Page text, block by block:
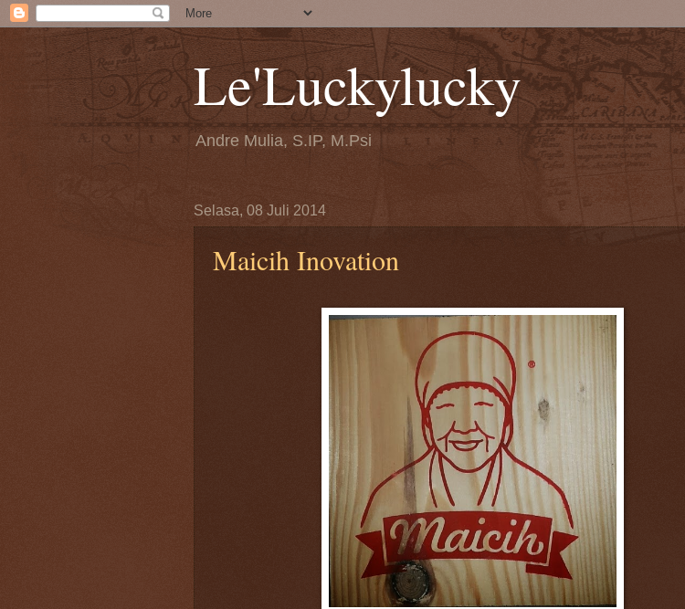
Le'Luckylucky
Andre Mulia, S.IP, M.Psi
Selasa, 08 Juli 2014
Maicih Inovation